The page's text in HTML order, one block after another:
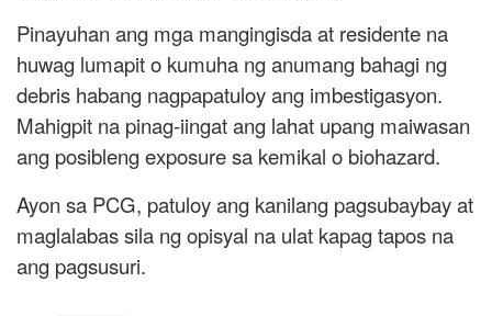
Pinayuhan ang mga mangingisda at residente na
huwag lumapit o kumuha ng anumang bahagi ng
debris habang nagpapatuloy ang imbestigasyon.
Mahigpit na pinag-iingat ang lahat upang maiwasan
ang posibleng exposure sa kemikal o biohazard.
Ayon sa PCG, patuloy ang kanilang pagsubaybay at
maglalabas sila ng opisyal na ulat kapag tapos na
ang pagsusuri.